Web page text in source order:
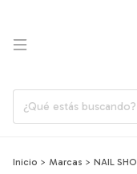
Inicio > Marcas > NAIL